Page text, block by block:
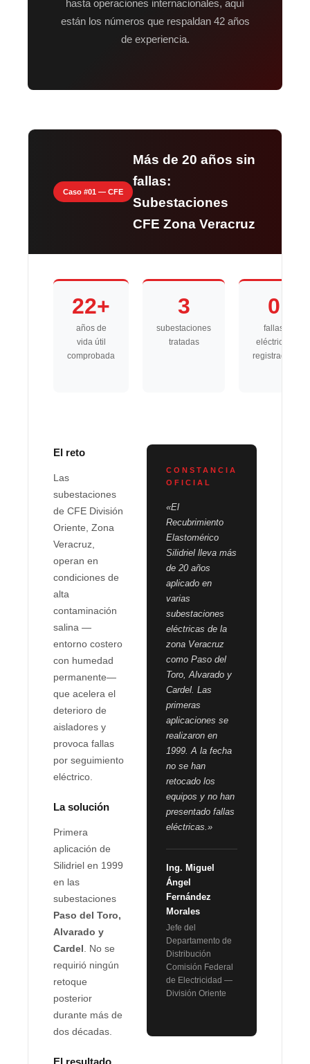
hasta operaciones internacionales, aquí
están los números que respaldan 42 años
de experiencia.
Caso #01 — CFE
Más de 20 años sin
fallas:
Subestaciones
CFE Zona Veracruz
22+
años de
vida útil
comprobada
3
subestaciones
tratadas
0
fallas
eléctricas
registradas
El reto
Las
subestaciones
de CFE División
Oriente, Zona
Veracruz,
operan en
condiciones de
alta
contaminación
salina —
entorno costero
con humedad
permanente—
que acelera el
deterioro de
aisladores y
provoca fallas
por seguimiento
eléctrico.
La solución
Primera
aplicación de
Silidriel en 1999
en las
subestaciones
Paso del Toro,
Alvarado y
Cardel. No se
requirió ningún
retoque
posterior
durante más de
dos décadas.
CONSTANCIA
OFICIAL
«El
Recubrimiento
Elastomérico
Silidriel lleva más
de 20 años
aplicado en
varias
subestaciones
eléctricas de la
zona Veracruz
como Paso del
Toro, Alvarado y
Cardel. Las
primeras
aplicaciones se
realizaron en
1999. A la fecha
no se han
retocado los
equipos y no han
presentado fallas
eléctricas.»
Ing. Miguel
Ángel
Fernández
Morales
Jefe del
Departamento de
Distribución
Comisión Federal
de Electricidad —
División Oriente